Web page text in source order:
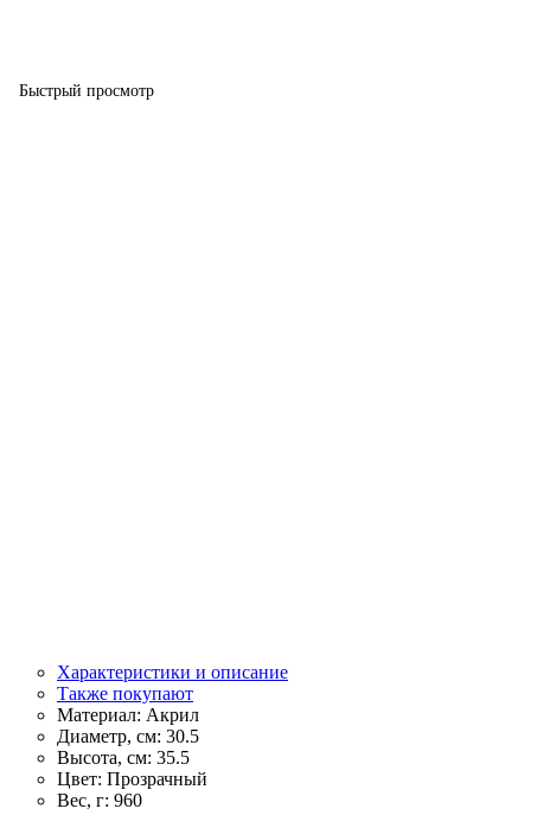
Быстрый просмотр
Характеристики и описание
Также покупают
Материал: Акрил
Диаметр, см: 30.5
Высота, см: 35.5
Цвет: Прозрачный
Вес, г: 960